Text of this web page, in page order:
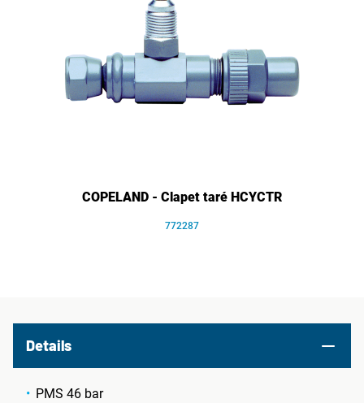
COPELAND - Clapet taré HCYCTR
772287
Details
PMS 46 bar